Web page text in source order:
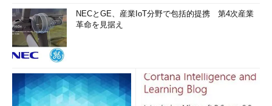
NECとGE、産業IoT分野で包括的提携 第4次産業
革命を見据え